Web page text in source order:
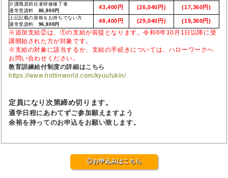
介護職員初任者研修修了者
通常受講料 86,800円
43,400円 (26,040円) (17,360円)
上記記載の資格をお持ちでない方
通常受講料 96,800円
48,400円 (29,040円) (19,360円)
※追加支給②は、①の支給が前提となります。令和6年10月1日以降に受
講開始された方が対象です。
※支給の対象に該当するか、支給の手続きについては、ハローワークへ
お問い合わせください。
教育訓練給付制度の詳細はこちら
https://www.hotlinworld.com/kyuufukin/
定員になり次第締め切ります。
通学日程にあわてずご参加願えますよう
余裕を持ってのお申込をお願い致します。
◎お申込みはこちら